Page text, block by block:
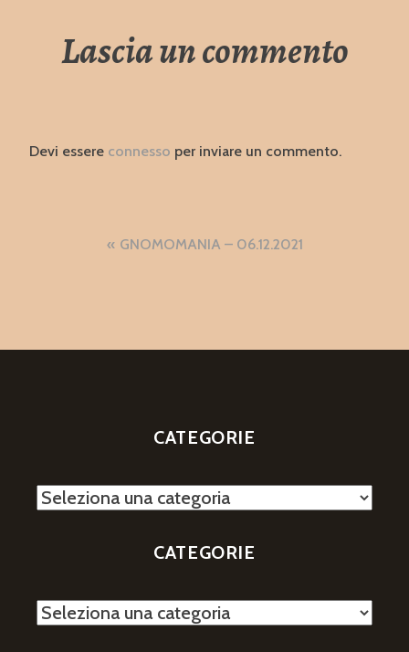
Lascia un commento
Devi essere connesso per inviare un commento.
Navigazione
GNOMOMANIA – 06.12.2021
CATEGORIE
Categorie
CATEGORIE
Categorie